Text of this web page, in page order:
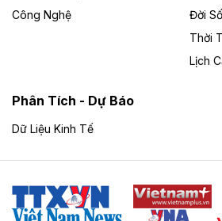
UBND TP Đồng Nai cho Công ty
đất để đầu tư khu công nghiệp
Đề xuất hỗ trợ 20.000 tỷ
Thái Nguyên - Lạng Sơn
Tuyến cao tốc Thái Nguyên - Lạng
Thái Nguyên và các tỉnh trung du,
với hệ thống cửa khẩu quốc tế tại
Công Nghệ
Đời
Thời
Lịch
Phân Tích - Dự Báo
Dữ Liệu Kinh Tế